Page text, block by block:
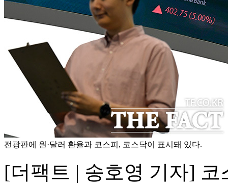
전광판에 원·달러 환율과 코스피, 코스닥이 표시돼 있다.
[더팩트 | 송호영 기자]